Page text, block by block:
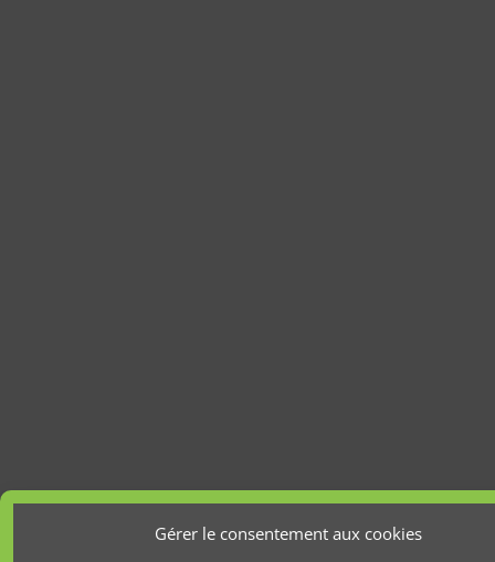
Gérer le consentement aux cookies